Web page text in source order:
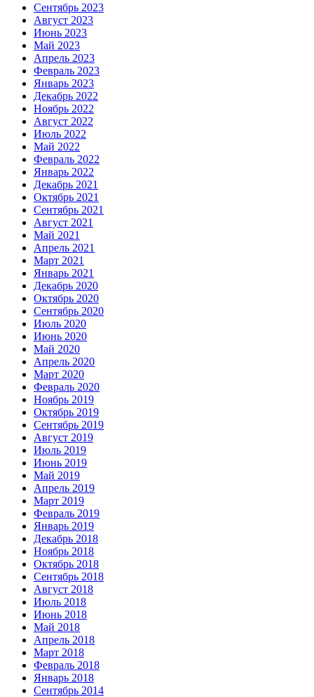
Сентябрь 2023
Август 2023
Июнь 2023
Май 2023
Апрель 2023
Февраль 2023
Январь 2023
Декабрь 2022
Ноябрь 2022
Август 2022
Июль 2022
Май 2022
Февраль 2022
Январь 2022
Декабрь 2021
Октябрь 2021
Сентябрь 2021
Август 2021
Май 2021
Апрель 2021
Март 2021
Январь 2021
Декабрь 2020
Октябрь 2020
Сентябрь 2020
Июль 2020
Июнь 2020
Май 2020
Апрель 2020
Март 2020
Февраль 2020
Ноябрь 2019
Октябрь 2019
Сентябрь 2019
Август 2019
Июль 2019
Июнь 2019
Май 2019
Апрель 2019
Март 2019
Февраль 2019
Январь 2019
Декабрь 2018
Ноябрь 2018
Октябрь 2018
Сентябрь 2018
Август 2018
Июль 2018
Июнь 2018
Май 2018
Апрель 2018
Март 2018
Февраль 2018
Январь 2018
Сентябрь 2014